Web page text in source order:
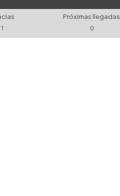
Próximas llegadas
0